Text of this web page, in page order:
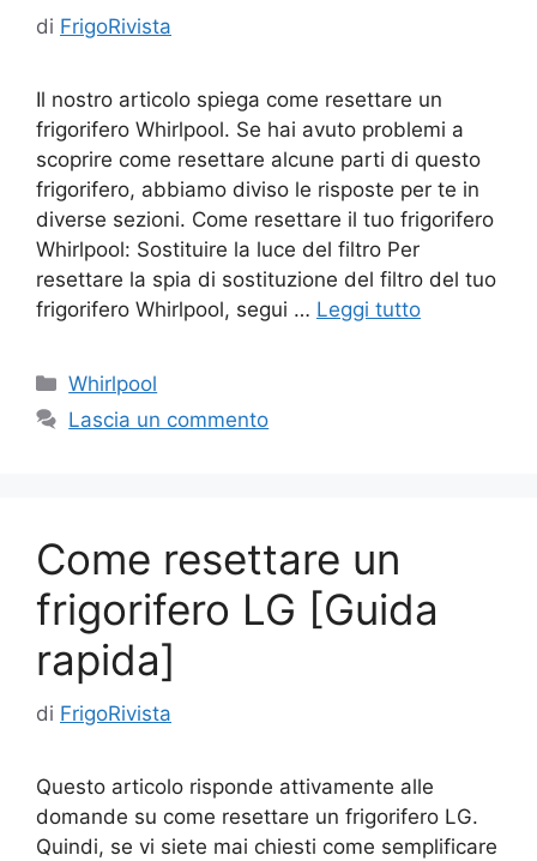
di FrigoRivista
Il nostro articolo spiega come resettare un
frigorifero Whirlpool. Se hai avuto problemi a
scoprire come resettare alcune parti di questo
frigorifero, abbiamo diviso le risposte per te in
diverse sezioni. Come resettare il tuo frigorifero
Whirlpool: Sostituire la luce del filtro Per
resettare la spia di sostituzione del filtro del tuo
frigorifero Whirlpool, segui … Leggi tutto
Categorie
Whirlpool
Lascia un commento
Come resettare un
frigorifero LG [Guida
rapida]
di FrigoRivista
Questo articolo risponde attivamente alle
domande su come resettare un frigorifero LG.
Quindi, se vi siete mai chiesti come semplificare